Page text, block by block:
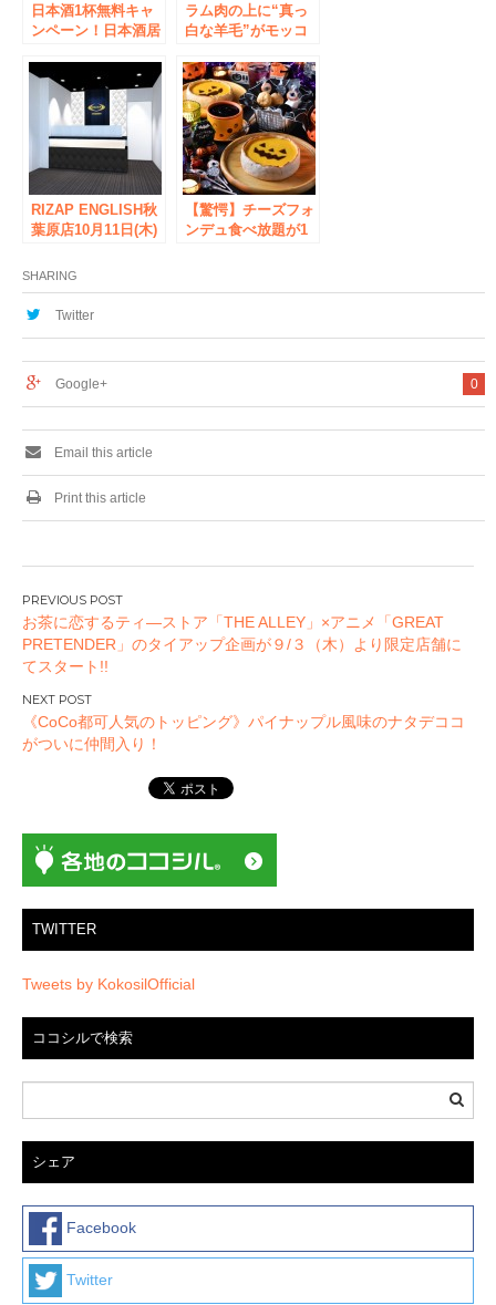
が半額！！
日
日本酒1杯無料キャ
ンペーン！日本酒居
葉原昭和通り店
2018年8月28日オー
プン！
ラム肉の上に“真っ
白な羊毛”がモッコ
ラム肉のしゃぶしゃ
ぶ専門店が9月8日
OPEN
RIZAP ENGLISH秋
葉原店10月11日(木)
【驚愕】チーズフォ
ンデュ食べ放題が1
投稿して「チーズフ
SHARING
Twitter
0
Google+
Email this article
Print this article
投
稿
ナ
ビ
ゲ
ー
ン
お茶に恋するティ―ストア「THE ALLEY」×アニメ「GREAT
PRETENDER」のタイアップ企画が９/３（木）より限定店舗に
てスタート!!
《CoCo都可人気のトッピング》パイナップル風味のナタデココ
がついに仲間入り！
TWITTER
Tweets by KokosilOfficial
ココシルで検索
シェア
Facebook
Twitter